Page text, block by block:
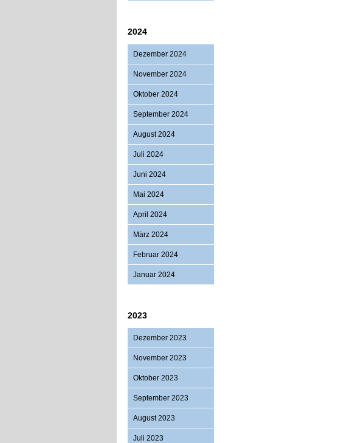
2024
Dezember 2024
November 2024
Oktober 2024
September 2024
August 2024
Juli 2024
Juni 2024
Mai 2024
April 2024
März 2024
Februar 2024
Januar 2024
2023
Dezember 2023
November 2023
Oktober 2023
September 2023
August 2023
Juli 2023